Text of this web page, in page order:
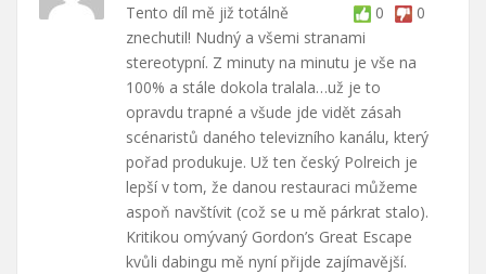
0 0
Tento díl mě již totálně
znechutil! Nudný a všemi stranami
stereotypní. Z minuty na minutu je vše na
100% a stále dokola tralala…už je to
opravdu trapné a všude jde vidět zásah
scénaristů daného televizního kanálu, který
pořad produkuje. Už ten český Polreich je
lepší v tom, že danou restauraci můžeme
aspoň navštívit (což se u mě párkrat stalo).
Kritikou omývaný Gordon’s Great Escape
kvůli dabingu mě nyní přijde zajímavější.